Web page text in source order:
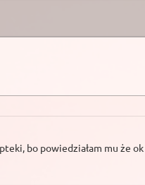
bo powiedziałam mu że ok